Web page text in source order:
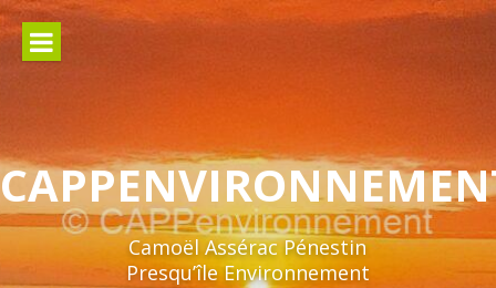
Aller
au
contenu
Camoël Assérac Pénestin
Presqu’île Environnement